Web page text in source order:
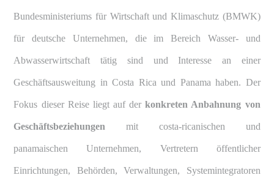
Bundesministeriums für Wirtschaft und Klimaschutz(BMWK)
für deutsche Unternehmen, die im Bereich Wasser- und
Abwasserwirtschaft tätig sind und Interesse an einer
Geschäftsausweitung in Costa Rica und Panama haben. Der
Fokus dieser Reise liegt auf derkonkreten Anbahnung von
Geschäftsbeziehungen mit costa-ricanischen und
panamaischen Unternehmen, Vertretern öffentlicher
Einrichtungen, Behörden, Verwaltungen, Systemintegratoren